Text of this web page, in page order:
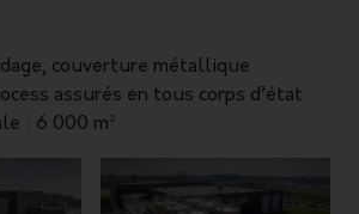
couverture métallique
assurés en tous corps d’état
: 6 000 m²